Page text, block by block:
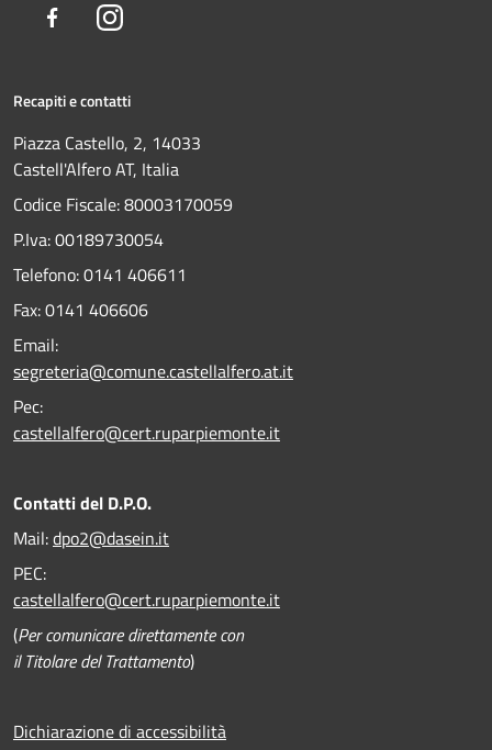
FacebookInstagram
Recapiti e contatti
Piazza Castello, 2, 14033
Castell'Alfero AT, Italia
Codice Fiscale: 80003170059
P.Iva: 00189730054
Telefono:0141 406611
Fax:0141 406606
Email:
segreteria@comune.castellalfero.at.it
Pec:
castellalfero@cert.ruparpiemonte.it
Contatti del D.P.O.
Mail:dpo2@dasein.it
PEC:
castellalfero@cert.ruparpiemonte.it
(Per comunicare direttamente con
il Titolare del Trattamento)
Dichiarazione di accessibilità